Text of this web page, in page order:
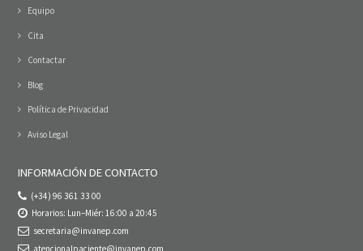
Equipo
Cita
Contactar
Blog
Política de Privacidad
Aviso Legal
INFORMACIÓN DE CONTACTO
(+34) 96 361 33 00
Horarios: Lun–Miér: 16:00 a 20:45
secretaria@invanep.com
atencionalpaciente@invanep.com